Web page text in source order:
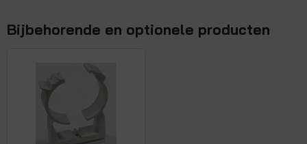
Bijbehorende en optionele producten